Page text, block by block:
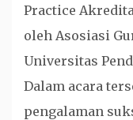
Practice
oleh Asosiasi
Universitas
Dalam acara
pengalaman